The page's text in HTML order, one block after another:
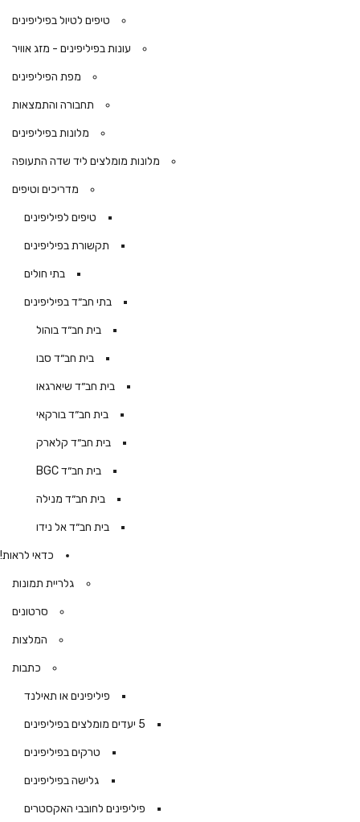
טיפים לטיול בפיליפינים
עונות בפיליפינים - מזג אוויר
מפת הפיליפינים
תחבורה והתמצאות
מלונות בפיליפינים
מלונות מומלצים ליד שדה התעופה
מדריכים וטיפים
טיפים לפיליפינים
תקשורת בפיליפינים
בתי חולים
בתי חב״ד בפיליפינים
בית חב״ד בוהול
בית חב״ד סבו
בית חב״ד שיארגאו
בית חב״ד בורקאי
בית חב״ד קלארק
בית חב״ד BGC
בית חב״ד מנילה
בית חב״ד אל נידו
כדאי לראות!
גלריית תמונות
סרטונים
המלצות
כתבות
פיליפינים או תאילנד
5 יעדים מומלצים בפיליפינים
טרקים בפיליפינים
גלישה בפיליפינים
פיליפינים לחובבי האקסטרים